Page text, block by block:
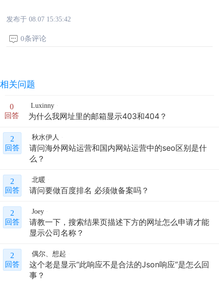
发布于 08.07 15:35:42
0条评论
相关问题
0
回答
Luxinny
为什么我网址里的邮箱显示403和404？
2
回答
秋水伊人
请问海外网站运营和国内网站运营中的seo区别是什
么？
2
回答
北暖
请问要做百度排名 必须做备案吗？
2
回答
Joey
请教一下，搜索结果页描述下方的网址怎么申请才能
显示公司名称？
2
回答
偶尔、想起
这个老是显示“此响应不是合法的Json响应”是怎么回
事？